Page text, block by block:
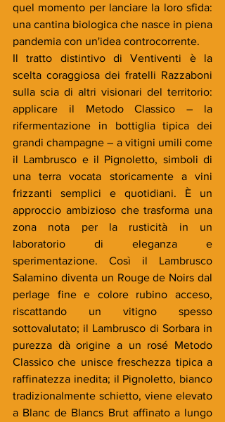
quel momento per lanciare la loro sfida:
una cantina biologica che nasce in piena
pandemia con un'idea controcorrente.
Il tratto distintivo di Ventiventi è la
scelta coraggiosa dei fratelli Razzaboni
sulla scia di altri visionari del territorio:
applicare il Metodo Classico – la
rifermentazione in bottiglia tipica dei
grandi champagne – a vitigni umili come
il Lambrusco e il Pignoletto, simboli di
una terra vocata storicamente a vini
frizzanti semplici e quotidiani. È un
approccio ambizioso che trasforma una
zona nota per la rusticità in un
laboratorio di eleganza e
sperimentazione. Così il Lambrusco
Salamino diventa un Rouge de Noirs dal
perlage fine e colore rubino acceso,
riscattando un vitigno spesso
sottovalutato; il Lambrusco di Sorbara in
purezza dà origine a un rosé Metodo
Classico che unisce freschezza tipica a
raffinatezza inedita; il Pignoletto, bianco
tradizionalmente schietto, viene elevato
a Blanc de Blancs Brut affinato a lungo